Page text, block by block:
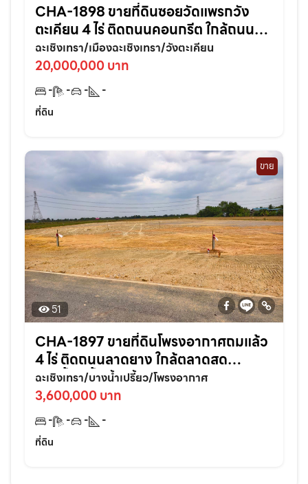
CHA-1898 ขายที่ดินซอยวัดแพรกวัง
ตะเคียน 4 ไร่ ติดถนนคอนกรีต ใกล้ถนน
เส้นสุวินทวงศ์304-800เมตร อ.เมือง
ฉะเชิงเทรา
ฉะเชิงเทรา/เมืองฉะเชิงเทรา/วังตะเคียน
20,000,000 บาท
- - -
-
ที่ดิน
ขาย
51
CHA-1897 ขายที่ดินโพรงอากาศถมแล้ว
4 ไร่ ติดถนนลาดยาง ใกล้ตลาดสด
บางน้ำเปรี้ยว-6กม. จ.ฉะเชิงเทรา
ฉะเชิงเทรา/บางน้ำเปรี้ยว/โพรงอากาศ
3,600,000 บาท
- - -
-
ที่ดิน